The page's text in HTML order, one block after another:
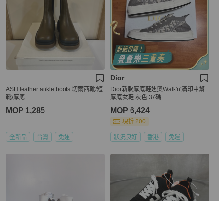
ASH leather ankle boots 切爾西靴/短
靴/厚底
MOP 1,285
全新品 台灣 免運
Dior
Dior新款厚底鞋迪奧Walk'n'滿印中幫
厚底女鞋 灰色 37碼
MOP 6,424
現折 200
狀況良好 香港 免運